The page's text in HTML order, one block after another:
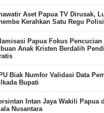
Aset Papua TV Dirusak,
Kerahkan Satu Regu Polisi
Papua Fokus Pencucian
Anak Kristen Berdalih
Biak Numfor Validasi Data
Bupati
Intan Jaya Wakili Papua
Nusantara